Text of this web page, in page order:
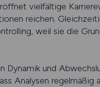
vielfältige
reichen.
weil sie die
Dynamik und
Analysen regelmäßig